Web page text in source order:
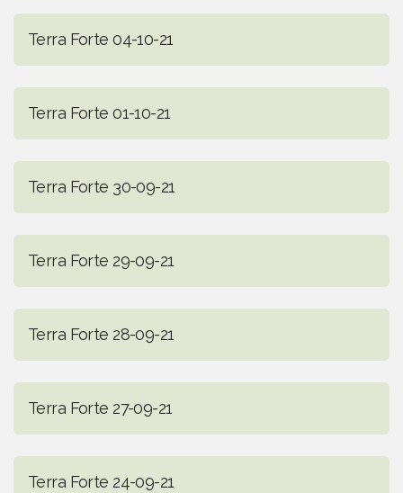
Terra Forte 04-10-21
Terra Forte 01-10-21
Terra Forte 30-09-21
Terra Forte 29-09-21
Terra Forte 28-09-21
Terra Forte 27-09-21
Terra Forte 24-09-21